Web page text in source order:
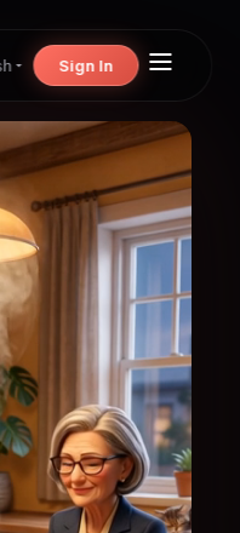
Sign In